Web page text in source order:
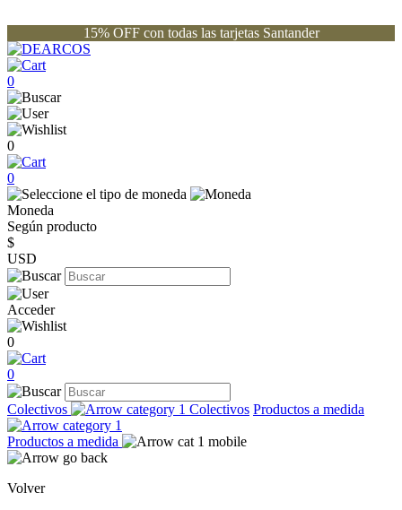
15% OFF con todas las tarjetas Santander
0
0
0
Moneda
Según producto
$
USD
Acceder
0
0
Colectivos Colectivos Productos a medida
Productos a medida
Volver